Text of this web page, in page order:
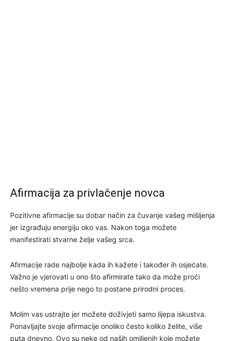
Afirmacija za privlačenje novca
Pozitivne afirmacije su dobar način za čuvanje vašeg mišljenja
jer izgrađuju energiju oko vas. Nakon toga možete
manifestirati stvarne želje vašeg srca.
Afirmacije rade najbolje kada ih kažete i također ih osjećate.
Važno je vjerovati u ono što afirmirate tako da može proći
nešto vremena prije nego to postane prirodni proces.
Molim vas ustrajte jer možete doživjeti samo lijepa iskustva.
Ponavljajte svoje afirmacije onoliko često koliko želite, više
puta dnevno. Ovo su neke od naših omiljenih koje možete